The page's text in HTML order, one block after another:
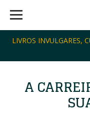
LIVROS INVULGARES,
A